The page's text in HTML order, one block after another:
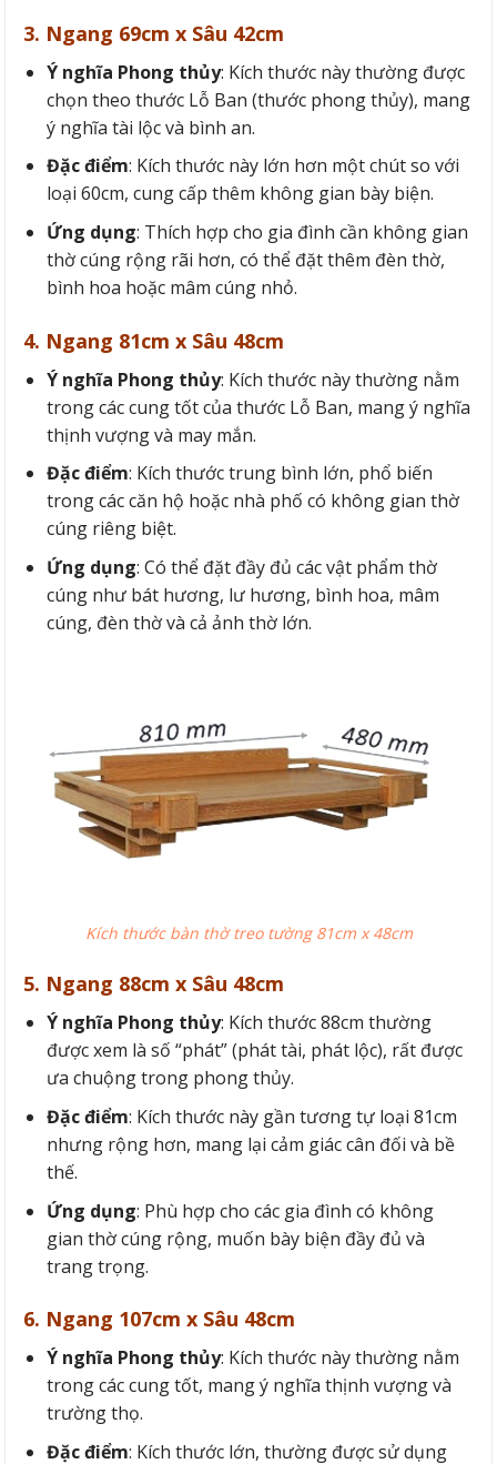
3. Ngang 69cm x Sâu 42cm
Ý nghĩa Phong thủy: Kích thước này thường được
chọn theo thước Lỗ Ban (thước phong thủy), mang
ý nghĩa tài lộc và bình an.
Đặc điểm: Kích thước này lớn hơn một chút so với
loại 60cm, cung cấp thêm không gian bày biện.
Ứng dụng: Thích hợp cho gia đình cần không gian
thờ cúng rộng rãi hơn, có thể đặt thêm đèn thờ,
bình hoa hoặc mâm cúng nhỏ.
4. Ngang 81cm x Sâu 48cm
Ý nghĩa Phong thủy: Kích thước này thường nằm
trong các cung tốt của thước Lỗ Ban, mang ý nghĩa
thịnh vượng và may mắn.
Đặc điểm: Kích thước trung bình lớn, phổ biến
trong các căn hộ hoặc nhà phố có không gian thờ
cúng riêng biệt.
Ứng dụng: Có thể đặt đầy đủ các vật phẩm thờ
cúng như bát hương, lư hương, bình hoa, mâm
cúng, đèn thờ và cả ảnh thờ lớn.
Kích thước bàn thờ treo tường 81cm x 48cm
5. Ngang 88cm x Sâu 48cm
Ý nghĩa Phong thủy: Kích thước 88cm thường
được xem là số “phát” (phát tài, phát lộc), rất được
ưa chuộng trong phong thủy.
Đặc điểm: Kích thước này gần tương tự loại 81cm
nhưng rộng hơn, mang lại cảm giác cân đối và bề
thế.
Ứng dụng: Phù hợp cho các gia đình có không
gian thờ cúng rộng, muốn bày biện đầy đủ và
trang trọng.
6. Ngang 107cm x Sâu 48cm
Ý nghĩa Phong thủy: Kích thước này thường nằm
trong các cung tốt, mang ý nghĩa thịnh vượng và
trường thọ.
Đặc điểm: Kích thước lớn, thường được sử dụng